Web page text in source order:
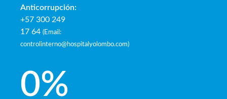
Anticorrupción:
+57 300 249
17 64 (Email:
controlinterno@hospitalyolombo.com)
0%